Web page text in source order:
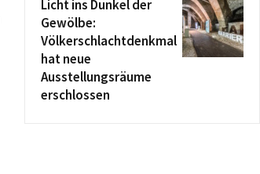
Licht ins Dunkel der
Gewölbe:
Völkerschlachtdenkmal
hat neue
Ausstellungsräume
erschlossen